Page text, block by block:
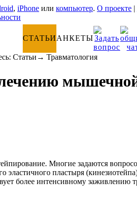
, iPhone или компьютер. О проекте |
СТАТЬИАНКЕТЫ
Статьи → Травматология
Многие задаются
пластыря
более интенсивному